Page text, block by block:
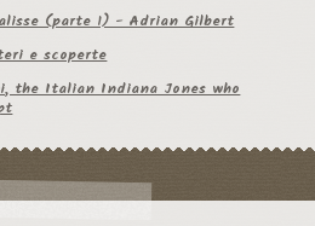
(parte 1) - Adrian Gilbert
e scoperte
the Italian Indiana Jones who